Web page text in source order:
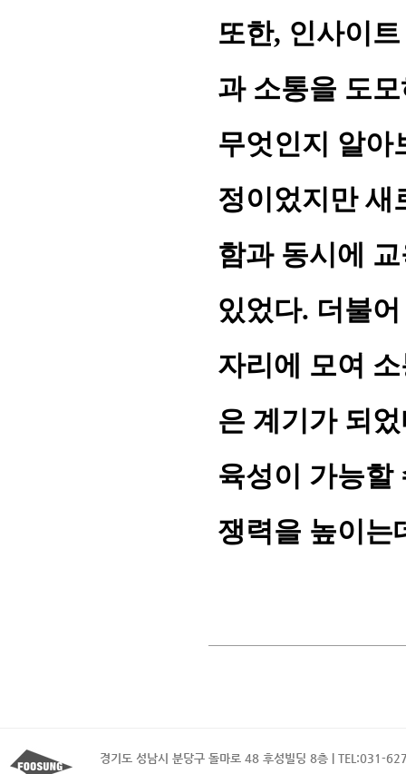
또한, 인사이
과 소통을 도
무엇인지 알아
정이었지만 새
함과 동시에
있었다. 더불
자리에 모여
은 계기가 되
육성이 가능할
쟁력을 높이는
경기도 성남시 분당구 돌마로 48 후성빌딩 8층 | TEL:031-